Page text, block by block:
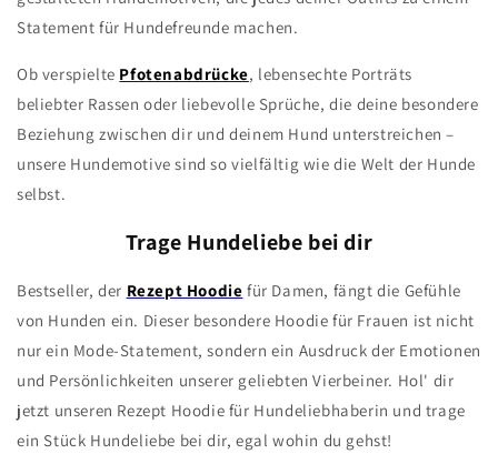
Statement für Hundefreunde machen.
Ob verspielte Pfotenabdrücke, lebensechte Porträts
beliebter Rassen oder liebevolle Sprüche, die deine besondere
Beziehung zwischen dir und deinem Hund unterstreichen –
unsere Hundemotive sind so vielfältig wie die Welt der Hunde
selbst.
Trage Hundeliebe bei dir
Bestseller, der Rezept Hoodie für Damen, fängt die Gefühle
von Hunden ein. Dieser besondere Hoodie für Frauen ist nicht
nur ein Mode-Statement, sondern ein Ausdruck der Emotionen
und Persönlichkeiten unserer geliebten Vierbeiner. Hol' dir
jetzt unseren Rezept Hoodie für Hundeliebhaberin und trage
ein Stück Hundeliebe bei dir, egal wohin du gehst!